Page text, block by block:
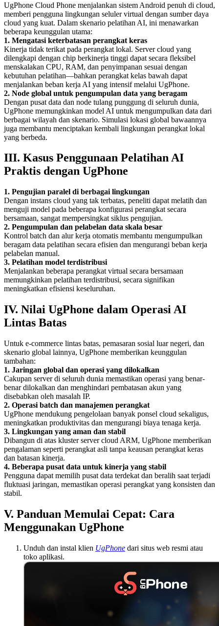
UgPhone Cloud Phone menjalankan sistem Android penuh di cloud,
memberi pengguna lingkungan seluler virtual dengan sumber daya
cloud yang kuat. Dalam skenario pelatihan AI, ini menawarkan
beberapa keunggulan utama:
1. Mengatasi keterbatasan perangkat keras
Kinerja tidak terikat pada perangkat lokal. Server cloud yang
dilengkapi dengan chip berkinerja tinggi dapat secara fleksibel
menskalakan CPU, RAM, dan penyimpanan sesuai dengan
kebutuhan pelatihan—bahkan perangkat kelas bawah dapat
menjalankan beban kerja AI yang intensif melalui UgPhone.
2. Node global untuk pengumpulan data yang beragam
Dengan pusat data dan node tulang punggung di seluruh dunia,
UgPhone memungkinkan model AI untuk mengumpulkan data dari
berbagai wilayah dan skenario. Simulasi lokasi global bawaannya
juga membantu menciptakan kembali lingkungan perangkat lokal
yang berbeda.
III. Kasus Penggunaan Pelatihan AI
Praktis dengan UgPhone
1. Pengujian paralel di berbagai lingkungan
Dengan instans cloud yang tak terbatas, peneliti dapat melatih dan
menguji model pada beberapa konfigurasi perangkat secara
bersamaan, sangat mempersingkat siklus pengujian.
2. Pengumpulan dan pelabelan data skala besar
Kontrol batch dan alur kerja otomatis membantu mengumpulkan
beragam data pelatihan secara efisien dan mengurangi beban kerja
pelabelan manual.
3. Pelatihan model terdistribusi
Menjalankan beberapa perangkat virtual secara bersamaan
memungkinkan pelatihan terdistribusi, secara signifikan
meningkatkan efisiensi keseluruhan.
IV. Nilai UgPhone dalam Operasi AI
Lintas Batas
Untuk e-commerce lintas batas, pemasaran sosial luar negeri, dan
skenario global lainnya, UgPhone memberikan keunggulan
tambahan:
1. Jaringan global dan operasi yang dilokalkan
Cakupan server di seluruh dunia memastikan operasi yang benar-
benar dilokalkan dan menghindari pembatasan akun yang
disebabkan oleh masalah IP.
2. Operasi batch dan manajemen perangkat
UgPhone mendukung pengelolaan banyak ponsel cloud sekaligus,
meningkatkan produktivitas dan mengurangi biaya tenaga kerja.
3. Lingkungan yang aman dan stabil
Dibangun di atas kluster server cloud ARM, UgPhone memberikan
pengalaman seperti perangkat asli tanpa keausan perangkat keras
dan batasan kinerja.
4. Beberapa pusat data untuk kinerja yang stabil
Pengguna dapat memilih pusat data terdekat dan beralih saat terjadi
fluktuasi jaringan, memastikan operasi perangkat yang konsisten dan
stabil.
V. Panduan Memulai Cepat: Cara
Menggunakan UgPhone
Unduh dan instal klien UgPhone dari situs web resmi atau
toko aplikasi.